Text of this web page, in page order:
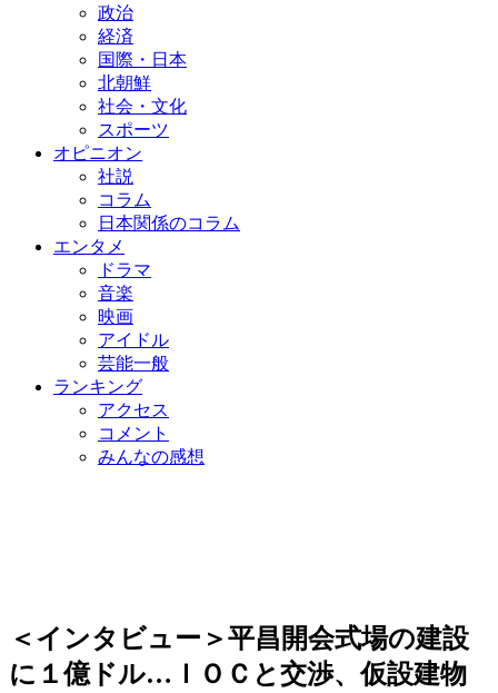
政治
経済
国際・日本
北朝鮮
社会・文化
スポーツ
オピニオン
社説
コラム
日本関係のコラム
エンタメ
ドラマ
音楽
映画
アイドル
芸能一般
ランキング
アクセス
コメント
みんなの感想
＜インタビュー＞平昌開会式場の建設
に１億ドル…ＩＯＣと交渉、仮設建物